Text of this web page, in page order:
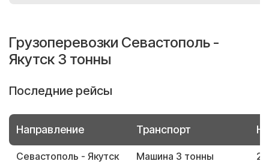
Грузоперевозки Севастополь -
Якутск 3 тонны
Последние рейсы
Направление Транспорт
Севастополь - Якутск Машина 3 тонны